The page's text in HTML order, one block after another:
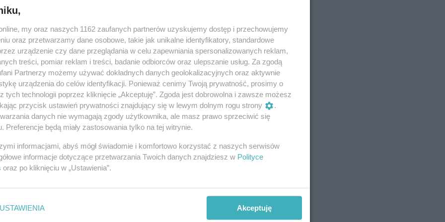
URL:https://ino.online/go/ceNOAGAb4vYXmy5r
my oraz naszych 1162 zaufanych partnerów uzyskujemy dostęp i przechowujemy
oraz przetwarzamy dane osobowe, takie jak unikalne identyfikatory, standardowe
urządzenie czy dane przeglądania w celu zapewniania spersonalizowanych reklam,
treści, pomiar reklam i treści, badanie odbiorców oraz ulepszanie usług. Za zgodą
Partnerzy możemy używać dokładnych danych geolokalizacyjnych oraz aktywnie
urządzenia do celów identyfikacji. Ponieważ cenimy Twoją prywatność, prosimy o
tych technologii poprzez kliknięcie „Akceptuję”. Zgoda jest dobrowolna i zawsze możesz
przycisk ustawień prywatności znajdujący się w lewym dolnym rogu strony
danych nie wymagają zgody użytkownika, ale masz prawo sprzeciwić się
Preferencje będą miały zastosowania tylko na tej witrynie.
informacjami, abyś mógł świadomie i komfortowo korzystać z naszych serwisów
informacje dotyczące przetwarzania Twoich danych znajdziesz w Polityce
oraz po kliknięciu w „Ustawienia”.
USTAWIENIA Akceptuję